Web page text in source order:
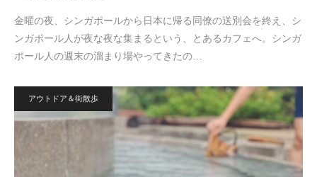
金曜の夜、シンガポールから日本に帰る同僚の送別会を終え、シ
ンガポール人が夜な夜な集まるという、とあるカフェへ。シンガ
ポール人の週末の溜まり場やってきたの…
アウトドア＆街散歩